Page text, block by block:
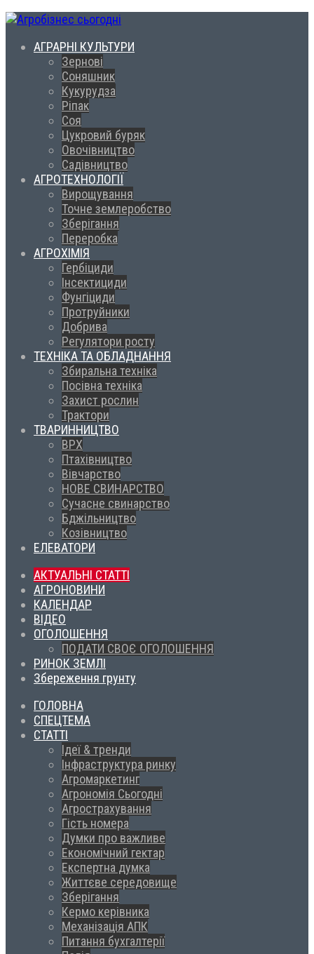
АГРАРНІ КУЛЬТУРИ
Зернові
Соняшник
Кукурудза
Ріпак
Соя
Цукровий буряк
Овочівництво
Садівництво
АГРОТЕХНОЛОГІЇ
Вирощування
Точне землеробство
Зберігання
Переробка
АГРОХІМІЯ
Гербіциди
Інсектициди
Фунгіциди
Протруйники
Добрива
Регулятори росту
ТЕХНІКА ТА ОБЛАДНАННЯ
Збиральна техніка
Посівна техніка
Захист рослин
Трактори
ТВАРИННИЦТВО
ВРХ
Птахівництво
Вівчарство
НОВЕ СВИНАРСТВО
Сучасне свинарство
Бджільництво
Козівництво
ЕЛЕВАТОРИ
АКТУАЛЬНІ СТАТТІ
АГРОНОВИНИ
КАЛЕНДАР
ВІДЕО
ОГОЛОШЕННЯ
ПОДАТИ СВОЄ ОГОЛОШЕННЯ
РИНОК ЗЕМЛІ
Збереження грунту
ГОЛОВНА
СПЕЦТЕМА
СТАТТІ
Ідеї & тренди
Інфраструктура ринку
Агромаркетинг
Агрономія Сьогодні
Агрострахування
Гість номера
Думки про важливе
Економічний гектар
Експертна думка
Життєве середовище
Зберігання
Кермо керівника
Механізація АПК
Питання бухгалтерії